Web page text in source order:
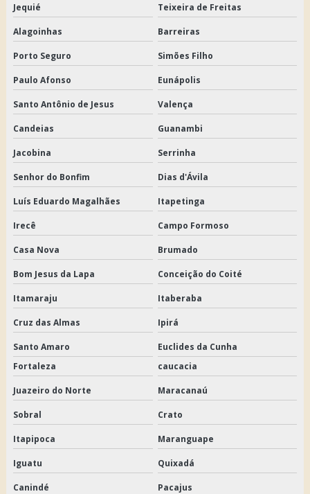
Jequié Teixeira de Freitas
Alagoinhas Barreiras
Porto Seguro Simões Filho
Paulo Afonso Eunápolis
Santo Antônio de Jesus Valença
Candeias Guanambi
Jacobina Serrinha
Senhor do Bonfim Dias d'Ávila
Luís Eduardo Magalhães Itapetinga
Irecê Campo Formoso
Casa Nova Brumado
Bom Jesus da Lapa Conceição do Coité
Itamaraju Itaberaba
Cruz das Almas Ipirá
Santo Amaro
Euclides da Cunha
Fortaleza
caucacia
Juazeiro do Norte Maracanaú
Sobral Crato
Itapipoca Maranguape
Iguatu Quixadá
Canindé Pacajus